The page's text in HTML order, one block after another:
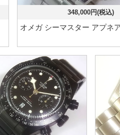
348,000円(税込)
オメガ シーマスター アプネ